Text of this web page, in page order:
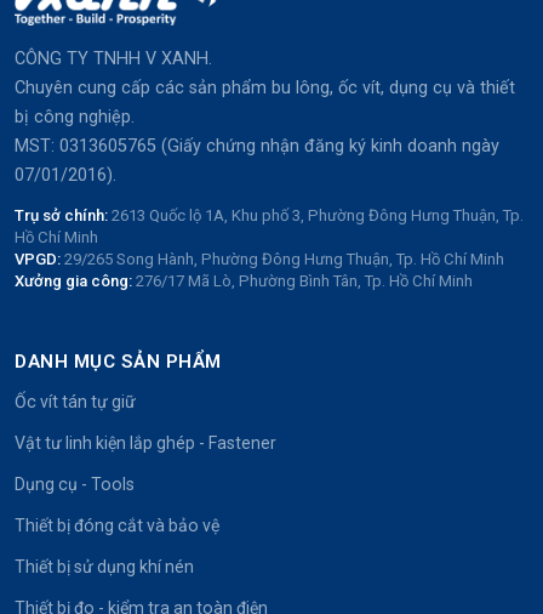
CÔNG TY TNHH V XANH.
Chuyên cung cấp các sản phẩm bu lông, ốc vít, dụng cụ và thiết
bị công nghiệp.
MST: 0313605765 (Giấy chứng nhận đăng ký kinh doanh ngày
07/01/2016).
Trụ sở chính: 2613 Quốc lộ 1A, Khu phố 3, Phường Đông Hưng Thuận, Tp.
Hồ Chí Minh
VPGD: 29/265 Song Hành, Phường Đông Hưng Thuận, Tp. Hồ Chí Minh
Xưởng gia công: 276/17 Mã Lò, Phường Bình Tân, Tp. Hồ Chí Minh
DANH MỤC SẢN PHẨM
Ốc vít tán tự giữ
Vật tư linh kiện lắp ghép - Fastener
Dụng cụ - Tools
Thiết bị đóng cắt và bảo vệ
Thiết bị sử dụng khí nén
Thiết bị đo - kiểm tra an toàn điện